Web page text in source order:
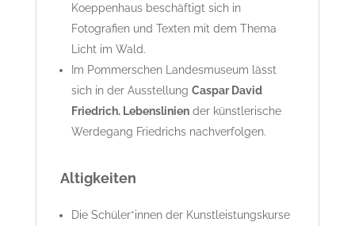
Koeppenhaus beschäftigt sich in
Fotografien und Texten mit dem Thema
Licht im Wald.
Im Pommerschen Landesmuseum lässt
sich in der Ausstellung Caspar David
Friedrich. Lebensliniender künstlerische
Werdegang Friedrichs nachverfolgen.
Altigkeiten
Die Schüler*innen der Kunstleistungskurse